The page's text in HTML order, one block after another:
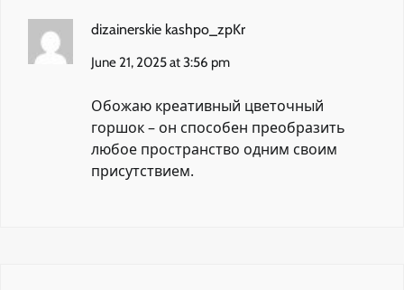
dizainerskie kashpo_zpKr
June 21, 2025 at 3:56 pm
Обожаю креативный цветочный
горшок– он способен преобразить
любое пространство одним своим
присутствием.